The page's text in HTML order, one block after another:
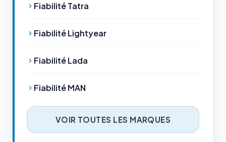
Fiabilité Tatra
Fiabilité Lightyear
Fiabilité Lada
Fiabilité MAN
VOIR TOUTES LES MARQUES